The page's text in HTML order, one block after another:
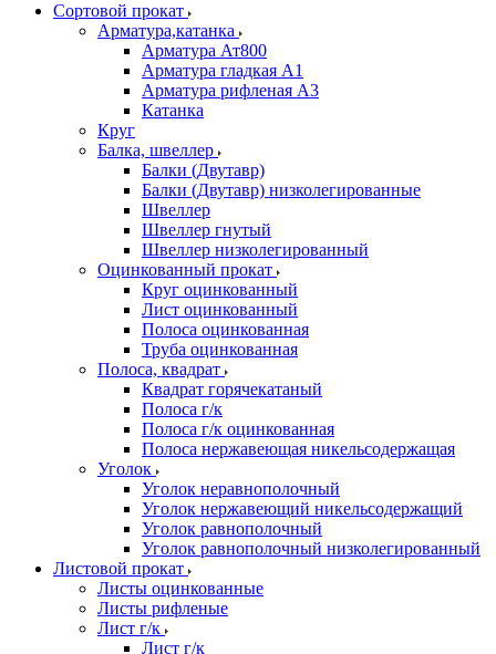
Сортовой прокат
Арматура,катанка
Арматура Ат800
Арматура гладкая А1
Арматура рифленая А3
Катанка
Круг
Балка, швеллер
Балки (Двутавр)
Балки (Двутавр) низколегированные
Швеллер
Швеллер гнутый
Швеллер низколегированный
Оцинкованный прокат
Круг оцинкованный
Лист оцинкованный
Полоса оцинкованная
Труба оцинкованная
Полоса, квадрат
Квадрат горячекатаный
Полоса г/к
Полоса г/к оцинкованная
Полоса нержавеющая никельсодержащая
Уголок
Уголок неравнополочный
Уголок нержавеющий никельсодержащий
Уголок равнополочный
Уголок равнополочный низколегированный
Листовой прокат
Листы оцинкованные
Листы рифленые
Лист г/к
Лист г/к